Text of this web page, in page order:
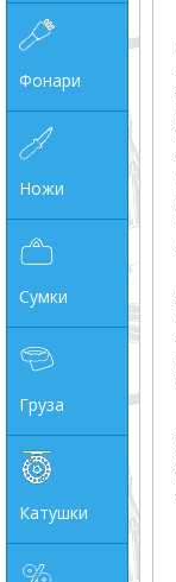
Фонари
Ножи
Сумки
Груза
Катушки